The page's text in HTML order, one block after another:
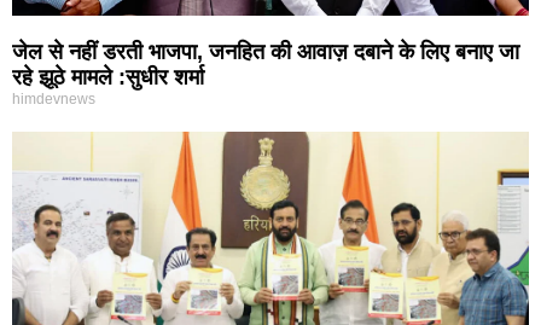
जेल से नहीं डरती भाजपा, जनहित की आवाज़ दबाने के लिए बनाए जा
रहे झूठे मामले :सुधीर शर्मा
himdevnews